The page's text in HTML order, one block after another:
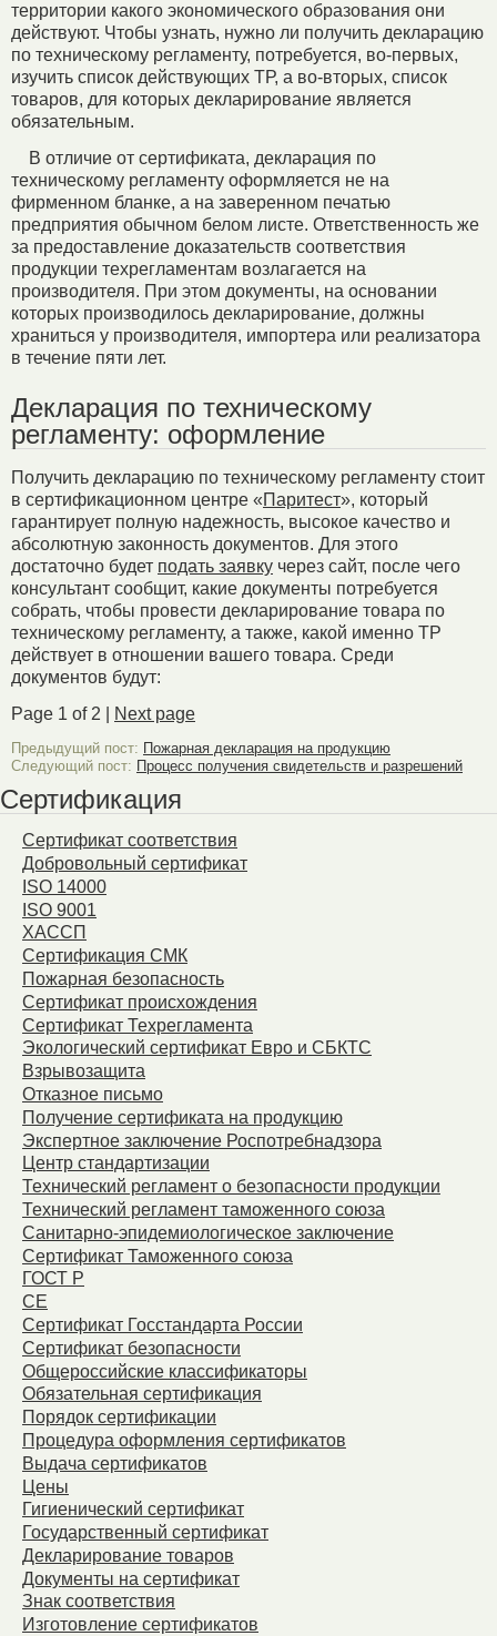
территории какого экономического образования они
действуют. Чтобы узнать, нужно ли получить декларацию
по техническому регламенту, потребуется, во-первых,
изучить список действующих ТР, а во-вторых, список
товаров, для которых декларирование является
обязательным.
В отличие от сертификата, декларация по
техническому регламенту оформляется не на
фирменном бланке, а на заверенном печатью
предприятия обычном белом листе. Ответственность же
за предоставление доказательств соответствия
продукции техрегламентам возлагается на
производителя. При этом документы, на основании
которых производилось декларирование, должны
храниться у производителя, импортера или реализатора
в течение пяти лет.
Декларация по техническому
регламенту: оформление
Получить декларацию по техническому регламенту стоит
в сертификационном центре «Паритест», который
гарантирует полную надежность, высокое качество и
абсолютную законность документов. Для этого
достаточно будет подать заявку через сайт, после чего
консультант сообщит, какие документы потребуется
собрать, чтобы провести декларирование товара по
техническому регламенту, а также, какой именно ТР
действует в отношении вашего товара. Среди
документов будут:
Page 1 of 2 |
Next page
Предыдущий пост: Пожарная декларация на продукцию
Следующий пост: Процесс получения свидетельств и разрешений
Сертификация
Сертификат соответствия
Добровольный сертификат
ISO 14000
ISO 9001
ХАССП
Сертификация СМК
Пожарная безопасность
Сертификат происхождения
Сертификат Техрегламента
Экологический сертификат Евро и СБКТС
Взрывозащита
Отказное письмо
Получение сертификата на продукцию
Экспертное заключение Роспотребнадзора
Центр стандартизации
Технический регламент о безопасности продукции
Технический регламент таможенного союза
Санитарно-эпидемиологическое заключение
Сертификат Таможенного союза
ГОСТ Р
СЕ
Сертификат Госстандарта России
Сертификат безопасности
Общероссийские классификаторы
Обязательная сертификация
Порядок сертификации
Процедура оформления сертификатов
Выдача сертификатов
Цены
Гигиенический сертификат
Государственный сертификат
Декларирование товаров
Документы на сертификат
Знак соответствия
Изготовление сертификатов